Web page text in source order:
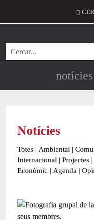
Cerca
notícies
Notícies
Totes | Ambiental |
Internacional | Projectes |
Econòmic | Agenda |